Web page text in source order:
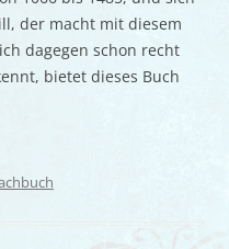
der macht mit diesem
dagegen schon recht
bietet dieses Buch